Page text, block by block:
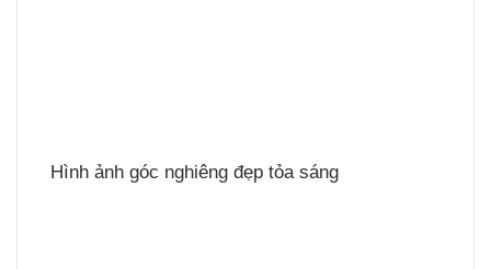
Hình ảnh góc nghiêng đẹp tỏa sáng